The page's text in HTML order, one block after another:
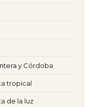
y Córdoba
tropical
de la luz